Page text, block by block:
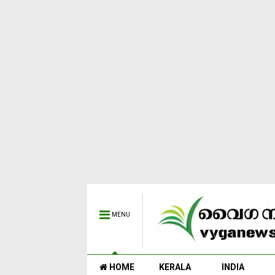
MENU
HOME KERALA INDIA